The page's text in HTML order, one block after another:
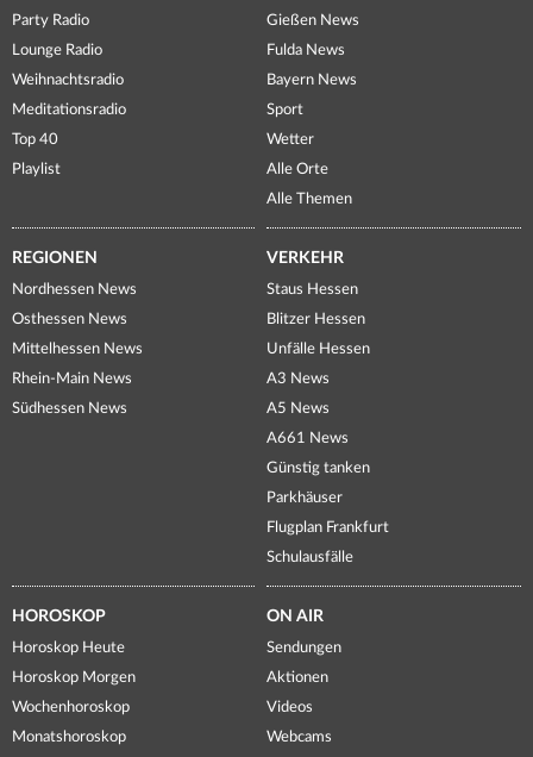
Party Radio
Lounge Radio
Weihnachtsradio
Meditationsradio
Top 40
Playlist
Gießen News
Fulda News
Bayern News
Sport
Wetter
Alle Orte
Alle Themen
REGIONEN
Nordhessen News
Osthessen News
Mittelhessen News
Rhein-Main News
Südhessen News
VERKEHR
Staus Hessen
Blitzer Hessen
Unfälle Hessen
A3 News
A5 News
A661 News
Günstig tanken
Parkhäuser
Flugplan Frankfurt
Schulausfälle
HOROSKOP
Horoskop Heute
Horoskop Morgen
Wochenhoroskop
Monatshoroskop
ON AIR
Sendungen
Aktionen
Videos
Webcams